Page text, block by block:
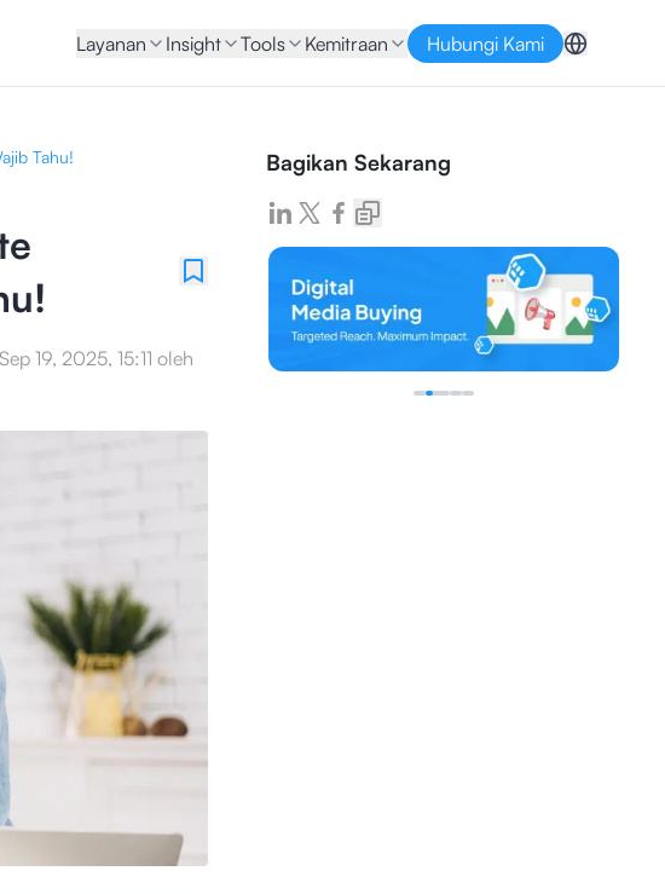
Layanan Insight Tools Kemitraan Hubungi Kami
Tahu!
Sep 19, 2025, 15:11 oleh
Bagikan Sekarang